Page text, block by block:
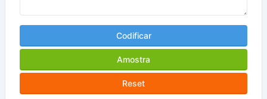
Codificar
Amostra
Reset